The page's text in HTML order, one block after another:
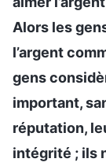
Alors les
l’argent
gens
important,
réputation,
intégrité ; ils